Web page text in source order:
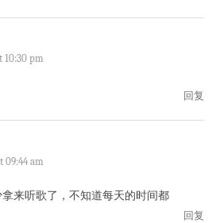
10:30 pm
回复
09:44 am
来听歌了，不知道每天的时间都
回复